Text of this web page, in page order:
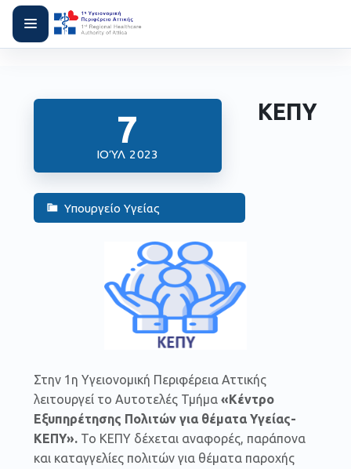
7
ΙΟΎΛ 2023
Υπουργείο Υγείας
ΚΕΠΥ
Στην 1η Υγειονομική Περιφέρεια Αττικής
λειτουργεί το Αυτοτελές Τμήμα «Κέντρο
Εξυπηρέτησης Πολιτών για θέματα Υγείας-
ΚΕΠΥ».Το ΚΕΠΥ δέχεται αναφορές, παράπονα
και καταγγελίες πολιτών για θέματα παροχής